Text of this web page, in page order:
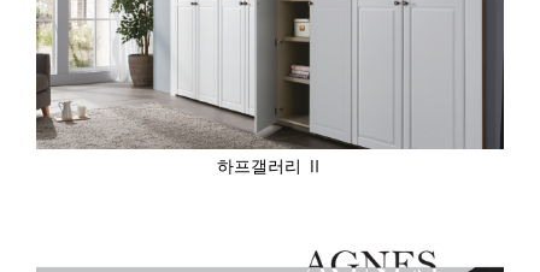
하프갤러리 Ⅱ